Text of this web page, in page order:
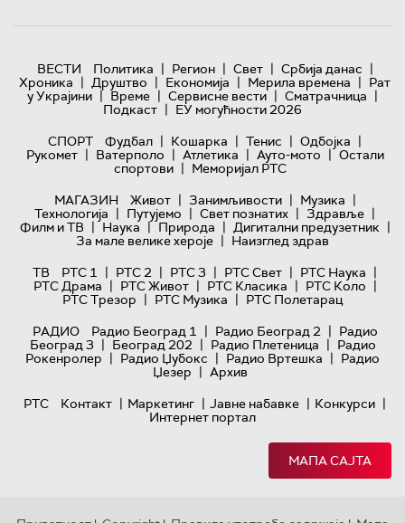
ВЕСТИ Политика | Регион | Свет | Србија данас |
Хроника | Друштво | Економија | Мерила времена | Рат
у Украјини | Време | Сервисне вести | Сматрачница |
Подкаст | ЕУ могућности 2026
СПОРТ
Фудбал | Кошарка | Тенис | Одбојка |
Рукомет | Ватерполо | Атлетика | Ауто-мото | Остали
спортови | Меморијал РТС
МАГАЗИН
Живот | Занимљивости | Музика |
Технологијa | Путујемо | Свет познатих | Здравље |
Филм и ТВ | Наука | Природа | Дигитални предузетник |
За мале велике хероје | Наизглед здрав
ТВ
РТС 1 | РТС 2 | РТС 3 | РТС Свет | РТС Наука |
РТС Драма | РТС Живот | РТС Класика | РТС Коло |
РТС Трезор | РТС Музика | РТС Полетарац
РАДИО
Радио Београд 1 | Радио Београд 2 | Радио
Београд 3 | Београд 202 | Радио Плетеница | Радио
Рокенролер | Радио Џубокс | Радио Вртешка | Радио
Џезер | Архив
РТС
Контакт | Маркетинг | Јавне набавке | Конкурси |
Интернет портал
МАПА САЈТА